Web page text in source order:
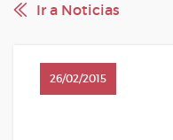
Ir a Noticias
26/02/2015